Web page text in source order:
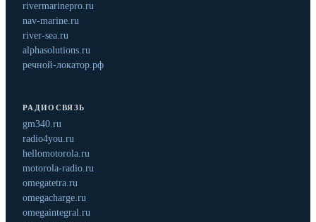
rivermarinepro.ru
nav-marine.ru
river-sea.ru
alphasolutions.ru
речной-локатор.рф
РАДИОСВЯЗЬ
gm340.ru
radio4you.ru
hellomotorola.ru
motorola-radio.ru
omegatetra.ru
omegacharge.ru
omegaintegral.ru